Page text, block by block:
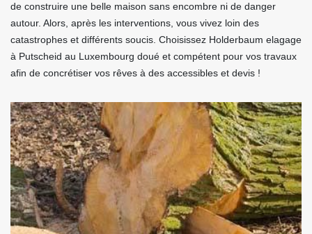
de construire une belle maison sans encombre ni de danger
autour. Alors, après les interventions, vous vivez loin des
catastrophes et différents soucis. Choisissez Holderbaum elagage
à Putscheid au Luxembourg doué et compétent pour vos travaux
afin de concrétiser vos rêves à des accessibles et devis !